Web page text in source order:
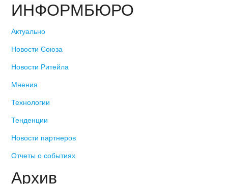
ИНФОРМБЮРО
Актуально
Новости Союза
Новости Ритейла
Мнения
Технологии
Тенденции
Новости партнеров
Отчеты о событиях
Архив